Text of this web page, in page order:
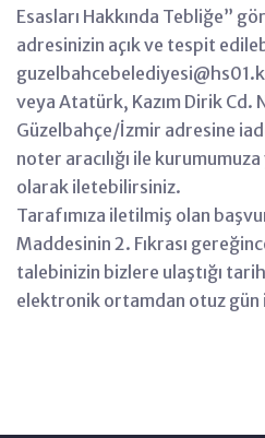
Esasları Hakkında Tebliğe”
adresinizin açık ve tespit
veya Atatürk, Kazım Dirik Cd.
Güzelbahçe/İzmir adresine
noter aracılığı ile kurumumuza
olarak iletebilirsiniz.
Tarafımıza iletilmiş olan
Maddesinin 2. Fıkrası
talebinizin bizlere ulaştığı
elektronik ortamdan otuz gün